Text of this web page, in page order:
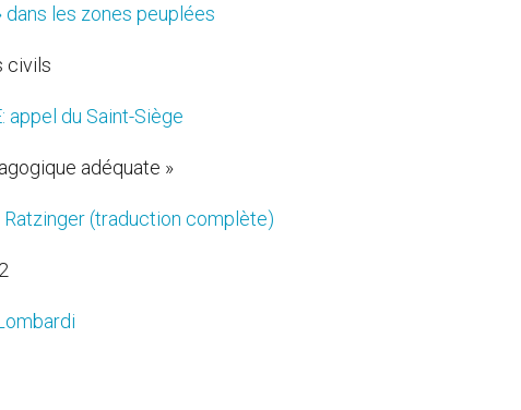
dans les zones peuplées
civils
appel du Saint-Siège
adéquate »
Ratzinger (traduction complète)